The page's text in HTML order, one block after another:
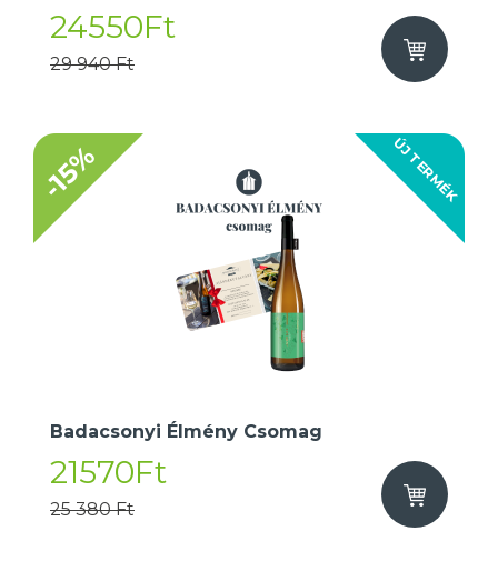
24550Ft
29 940 Ft
ÚJ TERMÉK
-15%
Badacsonyi Élmény Csomag
21570Ft
25 380 Ft